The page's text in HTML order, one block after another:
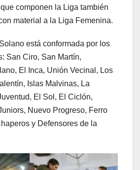
componen la Liga también
material a la Liga Femenina.
está conformada por los
San Ciro, San Martín,
El Inca, Unión Vecinal, Los
Islas Malvinas, La
El Sol, El Ciclón,
Nuevo Progreso, Ferro
y Defensores de la